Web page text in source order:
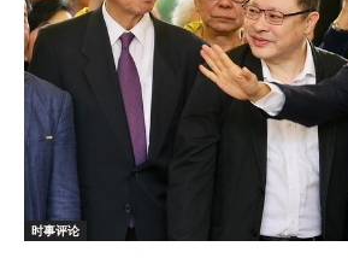
时事评论